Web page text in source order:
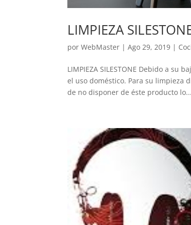
LIMPIEZA
porWebMaster |Ago 29, 2019 |
LIMPIEZA SILESTONE Debido a
el uso doméstico. Para su limpieza
de no disponer de éste producto lo...